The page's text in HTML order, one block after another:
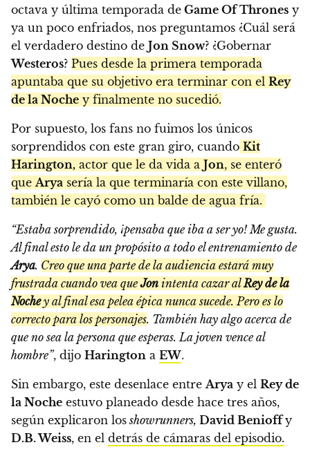
octava y última temporada de Game Of Thrones y
ya un poco enfriados, nos preguntamos ¿Cuál será
el verdadero destino de Jon Snow? ¿Gobernar
Westeros? Pues desde la primera temporada
apuntaba que su objetivo era terminar con el Rey
de la Noche y finalmente no sucedió.
Por supuesto, los fans no fuimos los únicos
sorprendidos con este gran giro, cuando Kit
Harington, actor que le da vida a Jon, se enteró
queArya sería la que terminaría con este villano,
también le cayó como un balde de agua fría.
“Estaba sorprendido, ¡pensaba que iba a ser yo! Me gusta.
Al final esto le da un propósito a todo el entrenamiento de
Arya. Creo que una parte de la audiencia estará muy
frustrada cuando vea queJon intenta cazar alRey de la
Nochey al final esa pelea épica nunca sucede. Pero es lo
correcto para los personajes. También hay algo acerca de
que no sea la persona que esperas. La joven vence al
hombre”, dijo Harington a EW.
Sin embargo, este desenlace entreArya y el Rey de
la Noche estuvo planeado desde hace tres años,
según explicaron losshowrunners, David Benioffy
D.B. Weiss, en el detrás de cámaras del episodio.